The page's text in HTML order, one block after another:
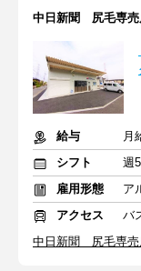
中日新聞 尻毛専
給与
月
シフト
週
雇用形態
ア
アクセス
バ
中日新聞 尻毛専売